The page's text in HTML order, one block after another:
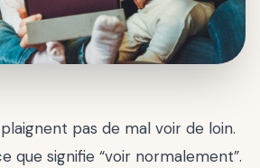
pas de mal voir de loin.
que signifie “voir normalement”.